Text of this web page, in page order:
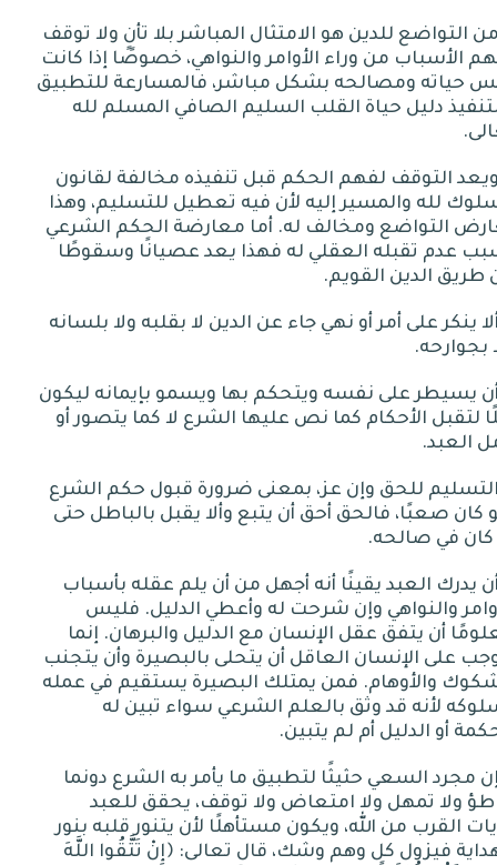
التواضع للدين هو الامتثال المباشر بلا تأنٍ ولا توقف
الأسباب من وراء الأوامر والنواهي، خصوصًا إذا كانت
حياته ومصالحه بشكل مباشر، فالمسارعة للتطبيق
دليل حياة القلب السليم الصافي المسلم لله
.
التوقف لفهم الحكم قبل تنفيذه مخالفة لقانون
لله والمسير إليه لأن فيه تعطيل للتسليم، وهذا
التواضع ومخالف له. أما معارضة الحكم الشرعي
عدم تقبله العقلي له فهذا يعد عصيانًا وسقوطًا
طريق الدين القويم.
ينكر على أمر أو نهي جاء عن الدين لا بقلبه ولا بلسانه
بجوارحه.
يسيطر على نفسه ويتحكم بها ويسمو بإيمانه ليكون
لتقبل الأحكام كما نص عليها الشرع لا كما يتصور أو
العبد.
للحق وإن عز، بمعنى ضرورة قبول حكم الشرع
كان صعبًا، فالحق أحق أن يتبع وألا يقبل بالباطل حتى
كان في صالحه.
يدرك العبد يقينًا أنه أجهل من أن يلم عقله بأسباب
والنواهي وإن شرحت له وأعطي الدليل. فليس
أن يتفق عقل الإنسان مع الدليل والبرهان. إنما
على الإنسان العاقل أن يتحلى بالبصيرة وأن يتجنب
والأوهام. فمن يمتلك البصيرة يستقيم في عمله
لأنه قد وثق بالعلم الشرعي سواء تبين له
أو الدليل أم لم يتبين.
مجرد السعي حثيثًا لتطبيق ما يأمر به الشرع دونما
ولا تمهل ولا امتعاض ولا توقف، يحقق للعبد
القرب من الله، ويكون مستأهلًا لأن يتنور قلبه بنور
فيزول كل وهم وشك، قال تعالى: ﴿إِنْ تَتَّقُوا اللَّهَ